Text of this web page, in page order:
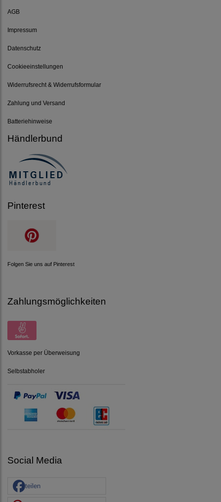
AGB
Impressum
Datenschutz
Cookieeinstellungen
Widerrufsrecht & Widerrufsformular
Zahlung und Versand
Batteriehinweise
Händlerbund
Pinterest
Folgen Sie uns auf Pinterest
Zahlungsmöglichkeiten
Vorkasse per Überweisung
Selbstabholer
Social Media
teilen